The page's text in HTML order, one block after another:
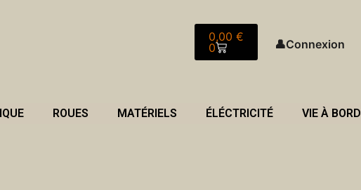
0,00 €
0
Panier
👤Connexion
ROUES MATÉRIELS ÉLÉCTRICITÉ VIE À BORD